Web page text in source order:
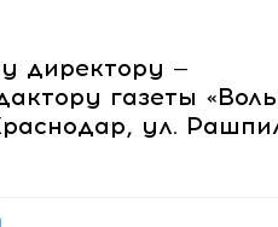
директору —
газеты
ул.